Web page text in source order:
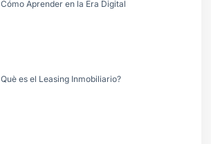
Cómo Aprender en la Era Digital
Què es el Leasing Inmobiliario?